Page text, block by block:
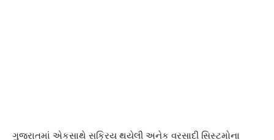
ગુજરાતમાં એકસાથે સક્રિય થયેલી અનેક વરસાદી સિસ્ટમોના